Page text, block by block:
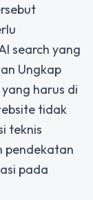
search yang
Ungkap
harus di
tidak
teknis
pendekatan
pada